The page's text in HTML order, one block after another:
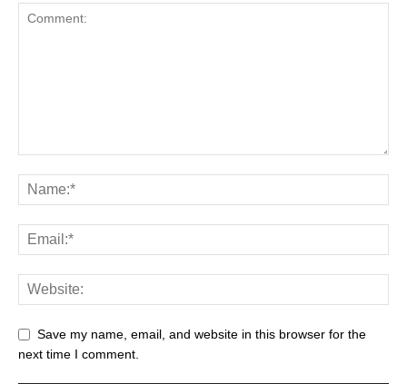
Save my name, email, and website in this browser for the
next time I comment.